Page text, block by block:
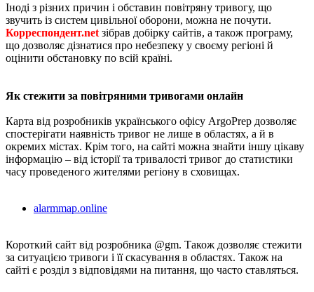
Іноді з різних причин і обставин повітряну тривогу, що
звучить із систем цивільної оборони, можна не почути.
Корреспондент.net зібрав добірку сайтів, а також програму,
що дозволяє дізнатися про небезпеку у своєму регіоні й
оцінити обстановку по всій країні.
Як стежити за повітряними тривогами онлайн
Карта від розробників українського офісу ArgoPrep дозволяє
спостерігати наявність тривог не лише в областях, а й в
окремих містах. Крім того, на сайті можна знайти іншу цікаву
інформацію – від історії та тривалості тривог до статистики
часу проведеного жителями регіону в сховищах.
alarmmap.online
Короткий сайт від розробника @gm. Також дозволяє стежити
за ситуацією тривоги і її скасування в областях. Також на
сайті є розділ з відповідями на питання, що часто ставляться.